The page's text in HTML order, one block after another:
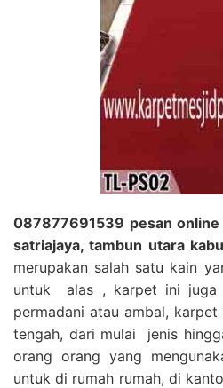
087877691539 pesan
satriajaya, tambun utara
merupakan salah satu kain
untuk alas , karpet ini juga
permadani atau ambal,
tengah, dari mulai jenis
orang orang yang
untuk di rumah rumah, di